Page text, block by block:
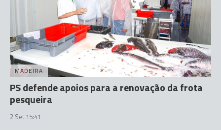
MADEIRA
PS defende apoios para a renovação da frota
pesqueira
2 Set 15:41